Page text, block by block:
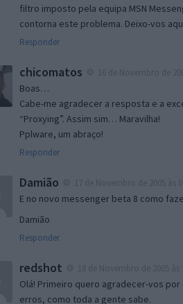
filtro imposto pela equipa MSN
contorna este problema. Deixo-vos
Responder
chicomatos
Boas…
Cabe-me agradecer a resposta e a
“Proxying”. Assim sim… Maravilha!
Pplware, um abraço!
Responder
Damião
E no novo messenger beta 8 como
Damião
Responder
redshot
Olá! Primeiro quero agradecer-vos
erros, como toda a gente sabe.